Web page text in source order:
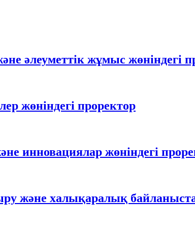
әлеуметтік жұмыс жөніндегі
жөніндегі проректор
инновациялар жөніндегі
және халықаралық